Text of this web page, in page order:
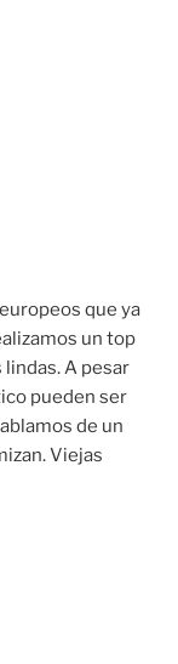
que ya
un top
A pesar
pueden ser
de un
Viejas